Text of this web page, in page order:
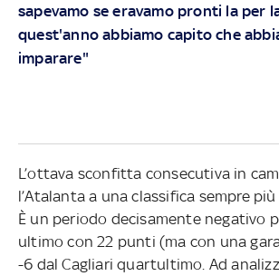
sapevamo se eravamo pronti la per
quest'anno abbiamo capito che
imparare"
L’ottava sconfitta consecutiva in
l’Atalanta a una classifica sempre
È un periodo decisamente negativo
ultimo con 22 punti (ma con una
-6 dal Cagliari quartultimo. Ad